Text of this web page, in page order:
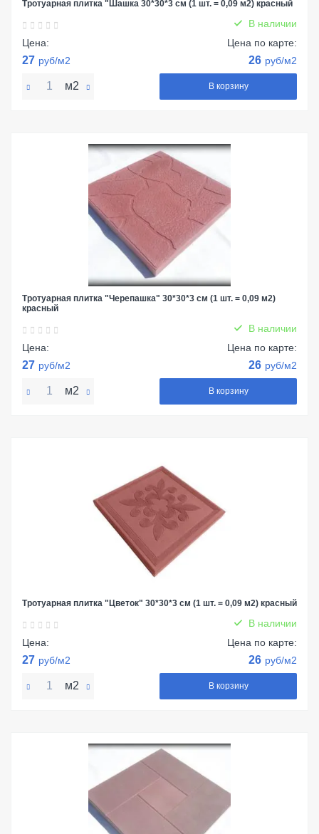
Тротуарная плитка "Шашка 30*30*3 см (1 шт. = 0,09 м2) красный
В наличии
Цена:
27 руб/м2
Цена по карте:
26 руб/м2
м2 В корзину
Тротуарная плитка "Черепашка" 30*30*3 см (1 шт. = 0,09 м2)
красный
В наличии
Цена:
27 руб/м2
Цена по карте:
26 руб/м2
м2 В корзину
Тротуарная плитка "Цветок" 30*30*3 см (1 шт. = 0,09 м2) красный
В наличии
Цена:
27 руб/м2
Цена по карте:
26 руб/м2
м2 В корзину